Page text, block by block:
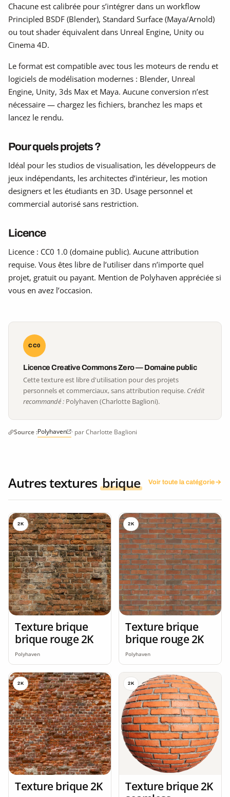
Chacune est calibrée pour s’intégrer dans un workflow
Principled BSDF (Blender), Standard Surface (Maya/Arnold)
ou tout shader équivalent dans Unreal Engine, Unity ou
Cinema 4D.
Le format est compatible avec tous les moteurs de rendu et
logiciels de modélisation modernes : Blender, Unreal
Engine, Unity, 3ds Max et Maya. Aucune conversion n’est
nécessaire — chargez les fichiers, branchez les maps et
lancez le rendu.
Pour quels projets ?
Idéal pour les studios de visualisation, les développeurs de
jeux indépendants, les architectes d’intérieur, les motion
designers et les étudiants en 3D. Usage personnel et
commercial autorisé sans restriction.
Licence
Licence : CC0 1.0 (domaine public). Aucune attribution
requise. Vous êtes libre de l’utiliser dans n’importe quel
projet, gratuit ou payant. Mention de Polyhaven appréciée si
vous en avez l’occasion.
CC0
Licence Creative Commons Zero — Domaine public
Cette texture est libre d'utilisation pour des projets
personnels et commerciaux, sans attribution requise. Crédit
recommandé : Polyhaven (Charlotte Baglioni).
Source :Polyhaven · par Charlotte Baglioni
Autres textures brique Voir toute la catégorie
2K
Texture brique
brique rouge 2K
Polyhaven
2K
Texture brique
brique rouge 2K
Polyhaven
2K
Texture brique 2K
2K
Texture brique 2K